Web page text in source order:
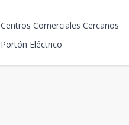
Centros Comerciales Cercanos
Portón Eléctrico